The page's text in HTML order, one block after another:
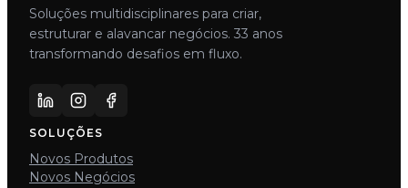
Soluções multidisciplinares para criar,
estruturar e alavancar negócios. 33 anos
transformando desafios em fluxo.
SOLUÇÕES
Novos Produtos
Novos Negócios